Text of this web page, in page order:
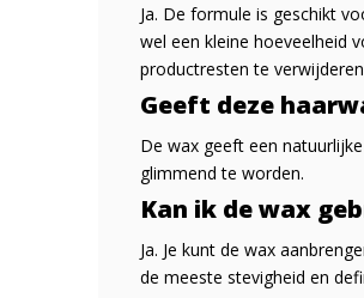
Ja. De formule is geschikt
wel een kleine hoeveelheid
productresten te
Geeft deze
De wax geeft een
glimmend te worden.
Kan ik de wax
Ja. Je kunt de wax
de meeste stevigheid en